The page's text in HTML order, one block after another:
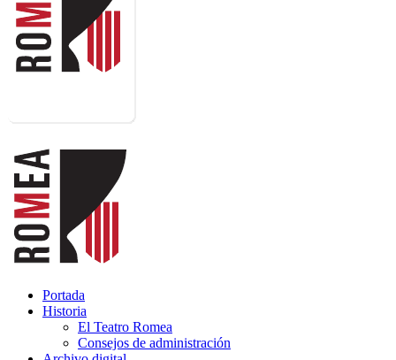
Portada
Historia
El Teatro Romea
Consejos de administración